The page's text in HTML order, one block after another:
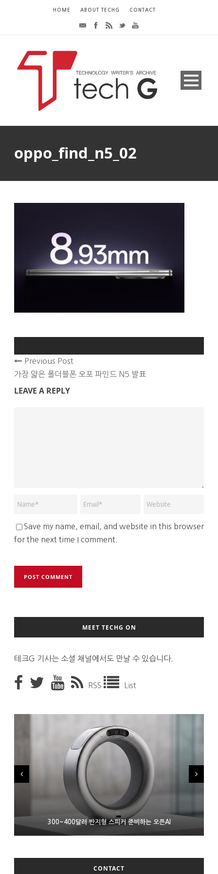
HOME ABOUT TECHG CONTACT
oppo_find_n5_02
Previous Post
가장 얇은 폴더블폰 오포 파인드 N5 발표
LEAVE A REPLY
Save my name, email, and website in this browser
for the next time I comment.
MEET TECHG ON
테크G 기사는 소셜 채널에서도 만날 수 있습니다.
RSS List
300~400달러 반지형 스피커 준비하는 오픈AI
조용히 스팀 프레임 검증 요구사항 바꾼 밸브
9월 4일부터 서비스 접는 안드로이드 장치용 구글 어시스턴트
CONTACT